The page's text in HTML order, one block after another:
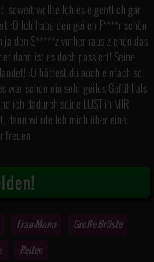
soweit wollte Ich es eigentlich gar
:O Ich habe den geilen F****r schön
den S*****z vorher raus ziehen das
dann ist es doch passiert! Seine
:O hättest du auch einfach so
war schon ein sehr geiles Gefühl als
ich dadurch seine LUST in MIR
dann würde Ich mich über eine
freuen
Frau-Mann
Große Brüste
Reiten